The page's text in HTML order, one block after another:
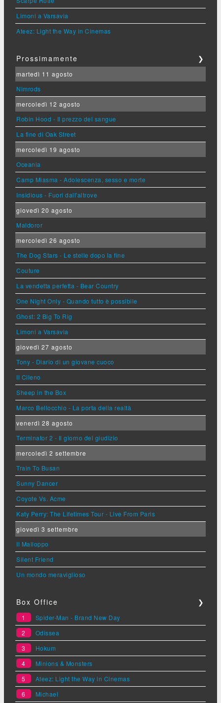
Limoni a Varsavia
Ateez: Light the Way in Cinemas
Prossimamente ❯
martedì 11 agosto
Nimrods
mercoledì 12 agosto
Robin Hood - Il prezzo del sangue
La fine di Oak Street
mercoledì 19 agosto
Oceania
Camp Miasma - Adolescenza, sesso e morte
Insidious - Fuori dall'altrove
giovedì 20 agosto
Maldoror
mercoledì 26 agosto
The Dog Stars - Le stelle dopo la fine
Couture
La vendetta perfetta - Bear Country
One Night Only - Quando tutto è possibile
Ghost: 2 Big To Rig
Limoni a Varsavia
giovedì 27 agosto
Tony - Diario di un giovane cuoco
Il Cileno
Sheep in the Box
Marco Bellocchio - La porta della realtà
venerdì 28 agosto
Terminator 2 - Il giorno del giudizio
mercoledì 2 settembre
Train To Busan
Sunny Dancer
Coyote Vs. Acme
Katy Perry: The Lifetimes Tour - Live From Paris
giovedì 3 settembre
Il Malloppo
Silent Friend
Un mondo meraviglioso
Box Office ❯
1
Spider-Man - Brand New Day
2
Odissea
3
Hokum
4
Minions & Monsters
5
Ateez: Light the Way in Cinemas
6
Michael